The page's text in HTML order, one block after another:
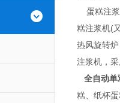
蛋糕注浆
糕注浆机(
热风旋转
注浆机，
全自动单
糕、纸杯